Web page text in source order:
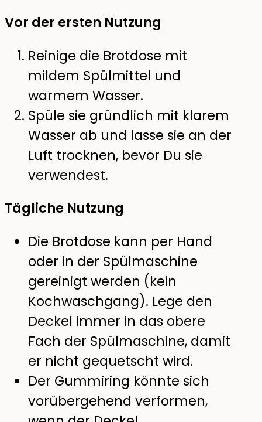
Vor der ersten Nutzung
Reinige die Brotdose mit
mildem Spülmittel und
warmem Wasser.
Spüle sie gründlich mit klarem
Wasser ab und lasse sie an der
Luft trocknen, bevor Du sie
verwendest.
Tägliche Nutzung
Die Brotdose kann per Hand
oder in der Spülmaschine
gereinigt werden (kein
Kochwaschgang). Lege den
Deckel immer in das obere
Fach der Spülmaschine, damit
er nicht gequetscht wird.
Der Gummiring könnte sich
vorübergehend verformen,